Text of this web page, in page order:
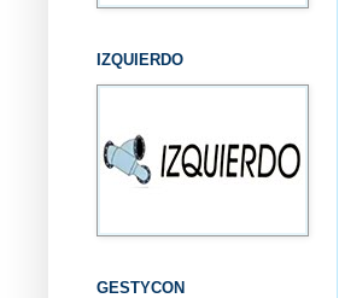
IZQUIERDO
GESTYCON